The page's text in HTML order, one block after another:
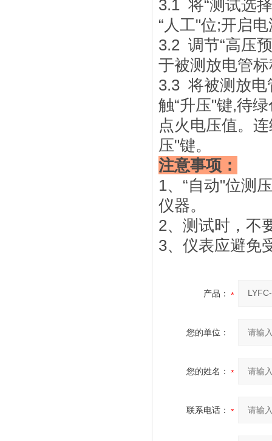
3.1 将“测试选
“人工"位;开启
3.2 调节“高压
于被测放电管
3.3 将被测放电
触“升压"键,待
点火电压值。
压"键。
注意事项：
1、“自动"位测
仪器。
2、测试时，不
3、仪表应避免
产品：
您的单位：
您的姓名：
联系电话：